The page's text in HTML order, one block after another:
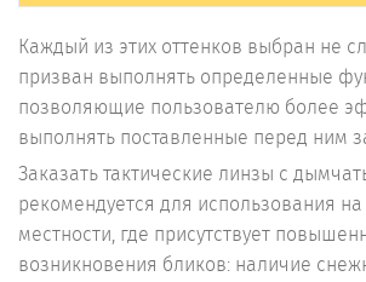
Каждый из этих оттенков выбран не
призван выполнять определенные
позволяющие пользователю более
выполнять поставленные перед ним
Заказать тактические линзы с
рекомендуется для использования
местности, где присутствует
возникновения бликов: наличие